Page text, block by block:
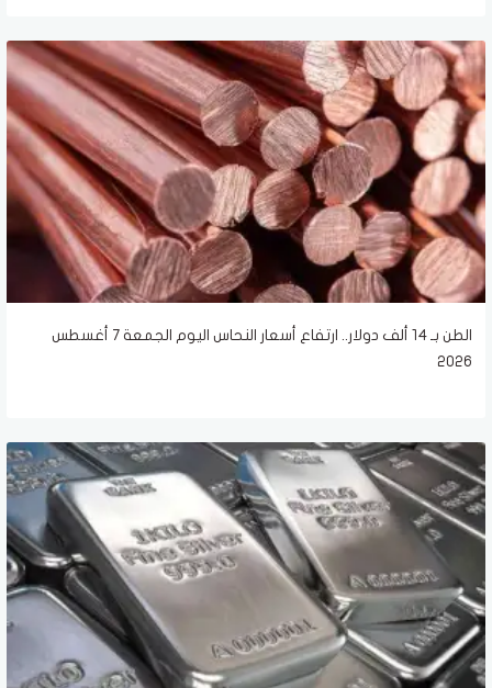
الطن بـ 14 ألف دولار.. ارتفاع أسعار النحاس اليوم الجمعة 7 أغسطس
2026